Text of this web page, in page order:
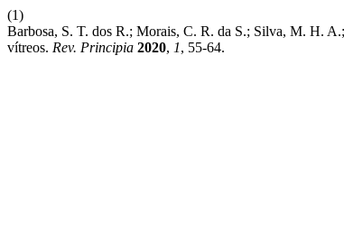
(1)
Barbosa, S. T. dos R.; Morais, C. R. da S.; Silva, M. H.
vítreos. Rev. Principia 2020, 1, 55-64.